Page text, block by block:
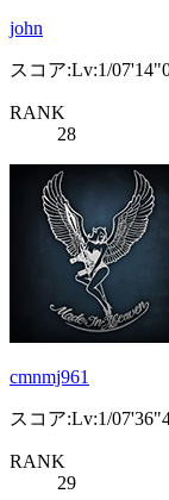
john
スコア:Lv:1/
RANK
28
cmnmj961
スコア:Lv:1/
RANK
29